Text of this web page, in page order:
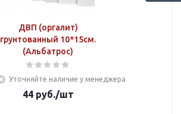
ДВП (оргалит)
грунтованный 10*15см.
(Альбатрос)
Уточняйте наличие у менеджера
44руб./шт